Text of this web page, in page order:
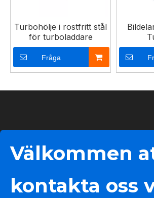
Turbohölje i rostfritt stål
för turboladdare
Fråga
Välkommen
kontakta oss